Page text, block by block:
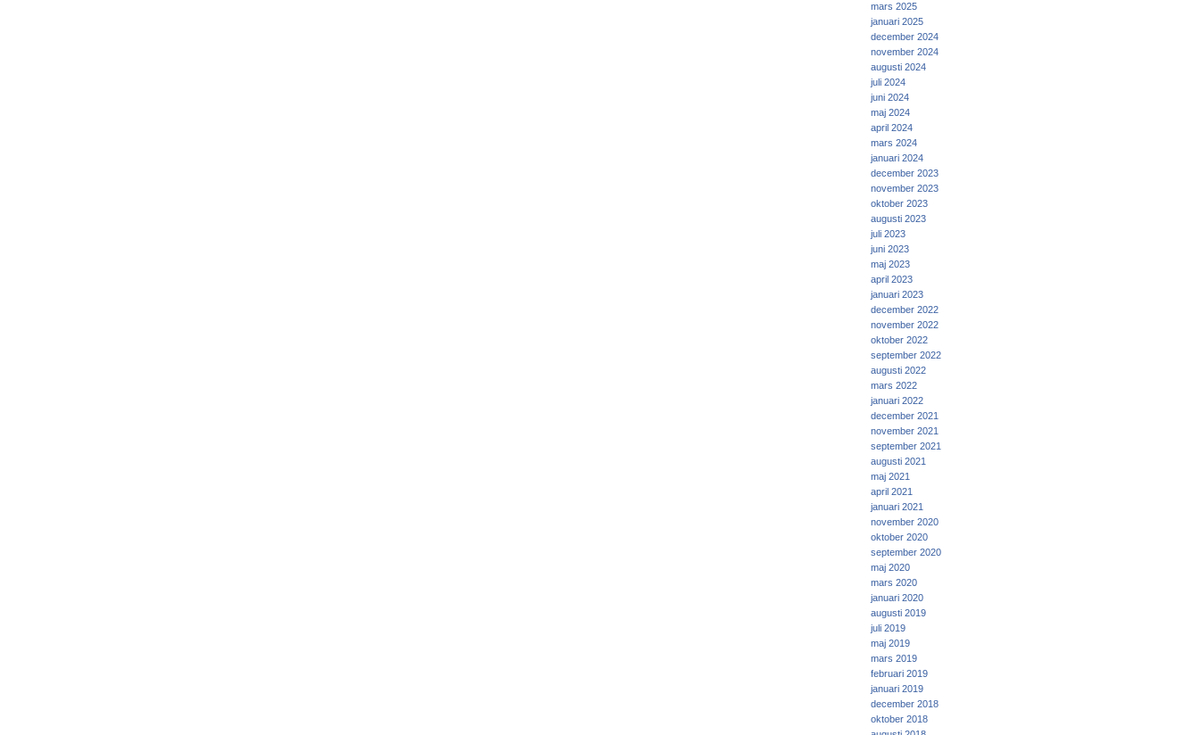
mars 2025
januari 2025
december 2024
november 2024
augusti 2024
juli 2024
juni 2024
maj 2024
april 2024
mars 2024
januari 2024
december 2023
november 2023
oktober 2023
augusti 2023
juli 2023
juni 2023
maj 2023
april 2023
januari 2023
december 2022
november 2022
oktober 2022
september 2022
augusti 2022
mars 2022
januari 2022
december 2021
november 2021
september 2021
augusti 2021
maj 2021
april 2021
januari 2021
november 2020
oktober 2020
september 2020
maj 2020
mars 2020
januari 2020
augusti 2019
juli 2019
maj 2019
mars 2019
februari 2019
januari 2019
december 2018
oktober 2018